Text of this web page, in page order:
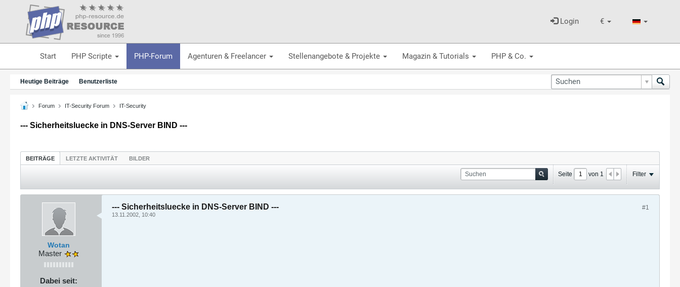
€
Login
Start PHP Scripte PHP-Forum Agenturen & Freelancer Stellenangebote & Projekte Magazin & Tutorials PHP & Co.
Heutige Beiträge Benutzerliste
Forum IT-Security Forum IT-Security
--- Sicherheitsluecke in DNS-Server BIND ---
BEITRÄGE LETZTE AKTIVITÄT BILDER
Seite von 1 Filter
Wotan
Master
Dabei seit:
#1
--- Sicherheitsluecke in DNS-Server BIND ---
13.11.2002, 10:40